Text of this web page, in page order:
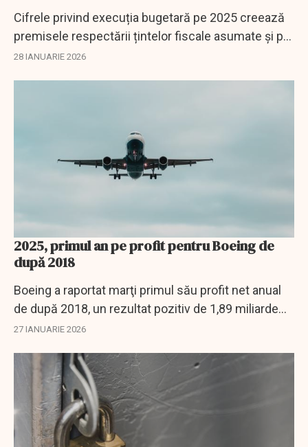
Cifrele privind execuția bugetară pe 2025 creează
premisele respectării țintelor fiscale asumate și pot
susține o evaluare mai favorabilă a României din
28 IANUARIE 2026
2025, primul an pe profit pentru Boeing de
după 2018
Boeing a raportat marţi primul său profit net anual
de după 2018, un rezultat pozitiv de 1,89 miliarde
de dolari înregistrat în 2025, în principal datorită
27 IANUARIE 2026